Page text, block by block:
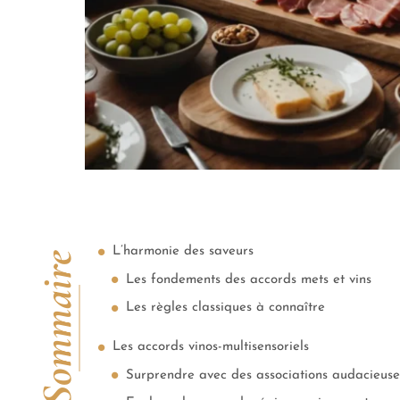
Sommaire L’harmonie des saveurs
Les fondements des accords mets et vins
Les règles classiques à connaître
Les accords vinos-multisensoriels
Surprendre avec des associations